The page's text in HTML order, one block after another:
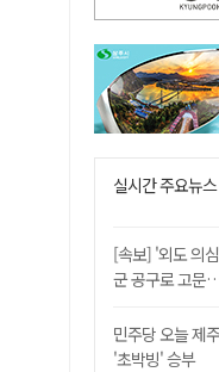
실시간 주요뉴스
[속보] '외도 의
군 공구로 고문
민주당 오늘 제
'초박빙' 승부